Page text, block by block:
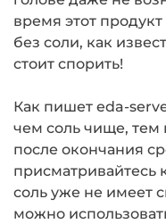
время этот
без соли, как
стоит спорить!
Как пишет eda-
чем соль чище, тем
после окончания
присматривайтесь
соль уже не имеет
можно